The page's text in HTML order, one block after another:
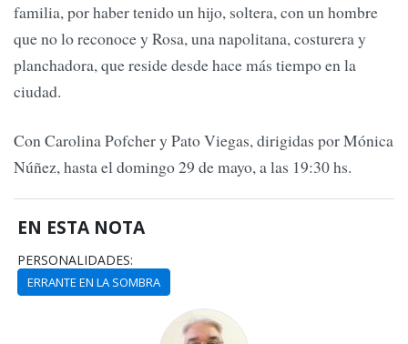
familia, por haber tenido un hijo, soltera, con un hombre
que no lo reconoce y Rosa, una napolitana, costurera y
planchadora, que reside desde hace más tiempo en la
ciudad.
Con Carolina Pofcher y Pato Viegas, dirigidas por Mónica
Núñez, hasta el domingo 29 de mayo, a las 19:30 hs.
EN ESTA NOTA
PERSONALIDADES:
ERRANTE EN LA SOMBRA